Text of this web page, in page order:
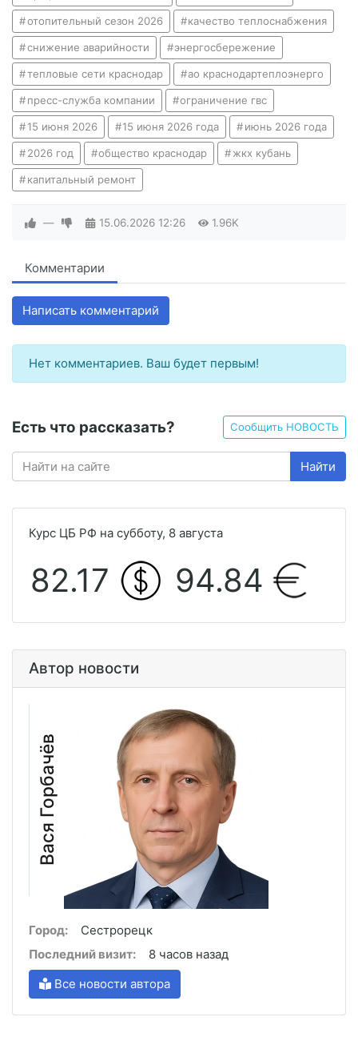
отопительный сезон 2026 качество теплоснабжения
снижение аварийности энергосбережение
тепловые сети краснодар ао краснодартеплоэнерго
пресс-служба компании ограничение гвс
15 июня 2026 15 июня 2026 года июнь 2026 года
2026 год общество краснодар жкх кубань
капитальный ремонт
— 15.06.2026 12:26 1.96K
Комментарии
Написать комментарий
Нет комментариев. Ваш будет первым!
Есть что рассказать? Сообщить НОВОСТЬ
Найти
Курс ЦБ РФ на субботу, 8 августа
82.17 94.84
Автор новости
Вася Горбачёв
Город:
Сестрорецк
Последний визит:
8 часов назад
Все новости автора